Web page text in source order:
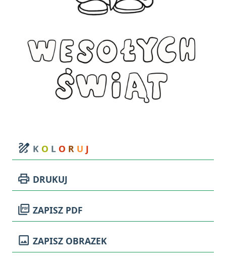
draw K O L O R U J
print DRUKUJ
picture_as_pdf ZAPISZ PDF
image ZAPISZ OBRAZEK